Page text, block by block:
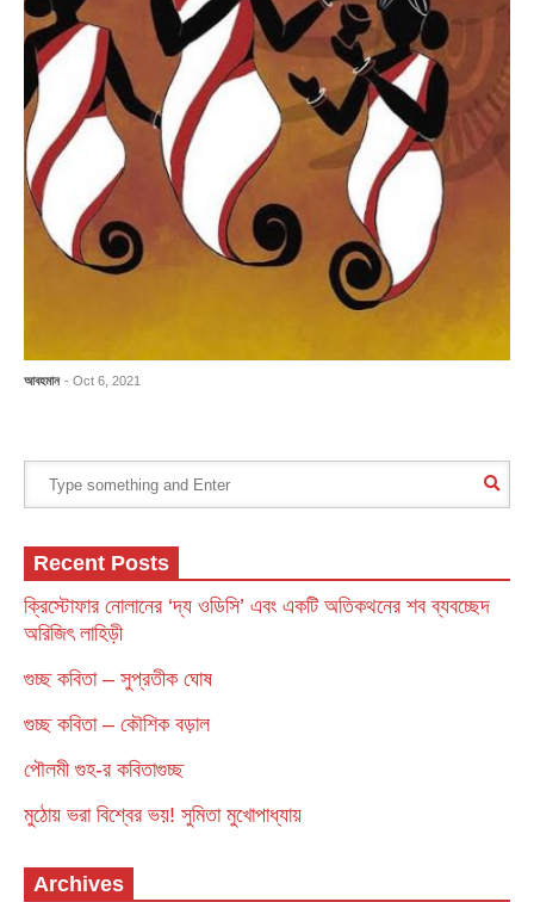
আবহমান - Oct 6, 2021
Recent Posts
ক্রিস্টোফার নোলানের ‘দ্য ওডিসি’ এবং একটি অতিকথনের শব ব্যবচ্ছেদ
অরিজিৎ লাহিড়ী
গুচ্ছ কবিতা – সুপ্রতীক ঘোষ
গুচ্ছ কবিতা – কৌশিক বড়াল
পৌলমী গুহ-র কবিতাগুচ্ছ
মুঠোয় ভরা বিশ্বের ভয়! সুমিতা মুখোপাধ্যায়
Archives